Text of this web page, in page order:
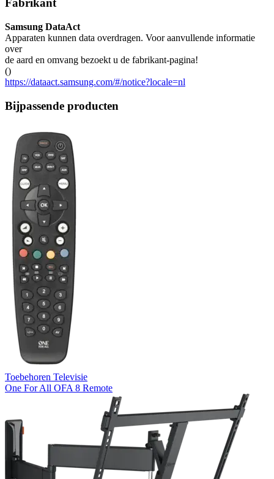
Fabrikant
Samsung DataAct
Apparaten kunnen data overdragen. Voor aanvullende informatie
over
de aard en omvang bezoekt u de fabrikant-pagina!
()
https://dataact.samsung.com/#/notice?locale=nl
Bijpassende producten
Toebehoren Televisie
One For All OFA 8 Remote